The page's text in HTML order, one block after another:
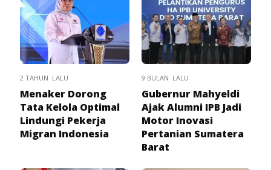
2 TAHUN LALU
Menaker Dorong
Tata Kelola Optimal
Lindungi Pekerja
Migran Indonesia
9 BULAN LALU
Gubernur Mahyeldi
Ajak Alumni IPB Jadi
Motor Inovasi
Pertanian Sumatera
Barat